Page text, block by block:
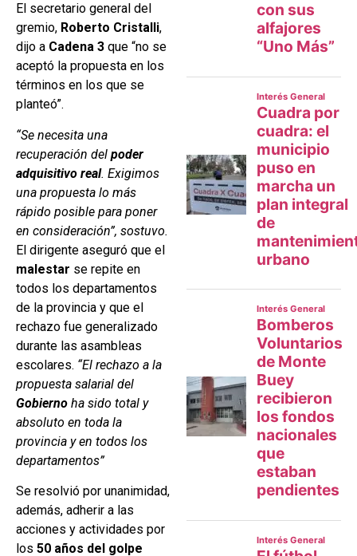
El secretario general del
gremio, Roberto Cristalli,
dijo a Cadena 3 que “no se
aceptó la propuesta en los
términos en los que se
planteó”.
“Se necesita una
recuperación del poder
adquisitivo real. Exigimos
una propuesta lo más
rápido posible para poner
en consideración”, sostuvo.
El dirigente aseguró que el
malestar se repite en
todos los departamentos
de la provincia y que el
rechazo fue generalizado
durante las asambleas
escolares. “El rechazo a la
propuesta salarial del
Gobierno ha sido total y
absoluto en toda la
provincia y en todos los
departamentos”
Se resolvió por unanimidad,
además, adherir a las
acciones y actividades por
los 50 años del golpe